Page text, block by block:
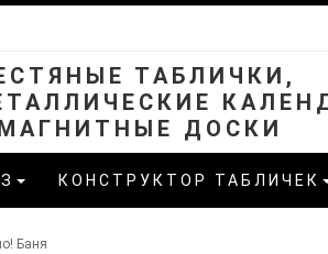
ТАБЛИЧКИ,
ДОСКИ
КОНСТРУКТОР ТАБЛИЧЕК
Баня